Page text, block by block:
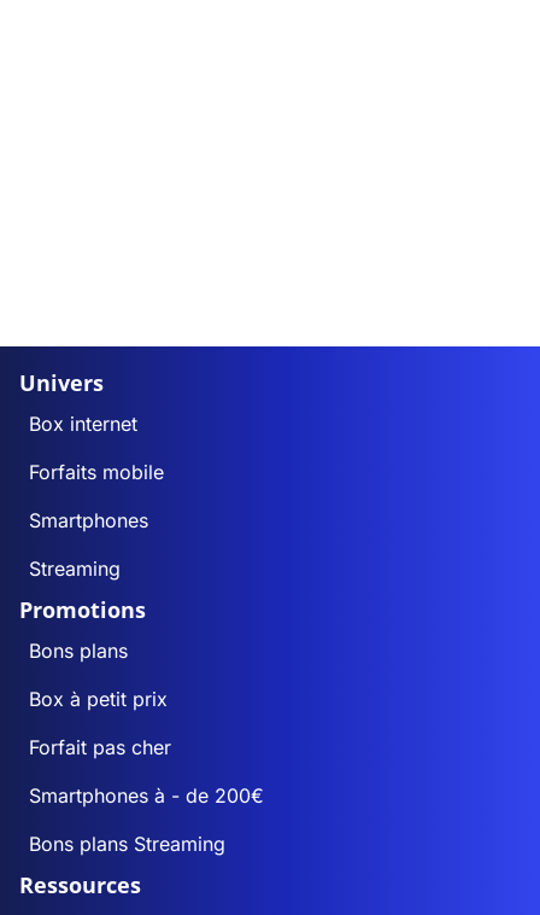
Univers
Box internet
Forfaits mobile
Smartphones
Streaming
Promotions
Bons plans
Box à petit prix
Forfait pas cher
Smartphones à - de 200€
Bons plans Streaming
Ressources